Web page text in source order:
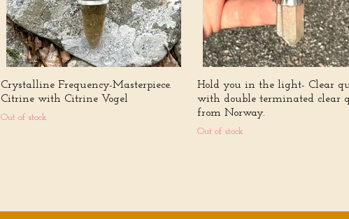
Crystalline Frequency-Masterpiece.
Citrine with Citrine Vogel
Out of stock
Hold you in the light- Clear
with double terminated clear
from Norway.
Out of stock